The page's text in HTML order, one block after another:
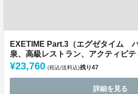
EXETIME Part.3（エグゼタイム
泉、高級レストラン、アクティビテ
¥23,760 (税込/送料込)残り47
詳細を見る